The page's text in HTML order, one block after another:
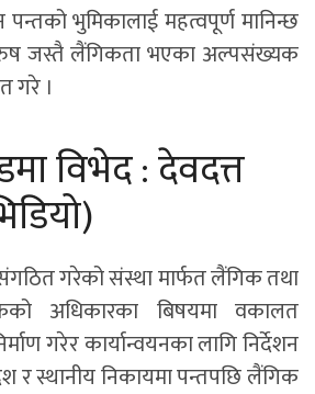
भुमिकालाई महत्वपूर्ण मानिन्छ
जस्तै लैंगिकता भएका अल्पसंख्यक
गरे ।
विभेद : देवदत्त
गरेको संस्था मार्फत लैंगिक तथा
अधिकारका बिषयमा वकालत
गरेर कार्यान्वयनका लागि निर्देशन
र स्थानीय निकायमा पन्तपछि लैंगिक